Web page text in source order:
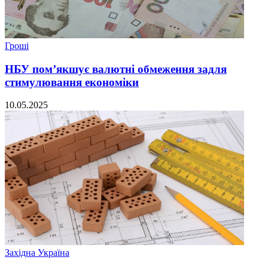
Гроші
НБУ пом’якшує валютні обмеження задля
стимулювання економіки
10.05.2025
Західна Україна